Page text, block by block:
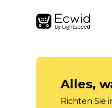
Alles,
Richten Sie